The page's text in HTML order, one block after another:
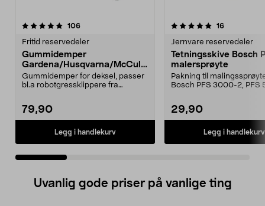
106anmeldelser
Fritid reservedeler
Gummidemper
Gardena/Husqvarna/McCullo
ch/Flymo
Gummidemper for deksel, passer
bl.a robotgressklippere fra
79,90
Legg i handlekurv
5.0 av 5 stjerner 16anmeldelser
Jernvare reservedeler
Tetningsskive Bosch
malersprøyte
Pakning til
Bosch PFS 3000-2, PFS
29,90
Legg i handlekurv
4.5 av 5 stjerner
Uvanlig gode priser på vanlige ting